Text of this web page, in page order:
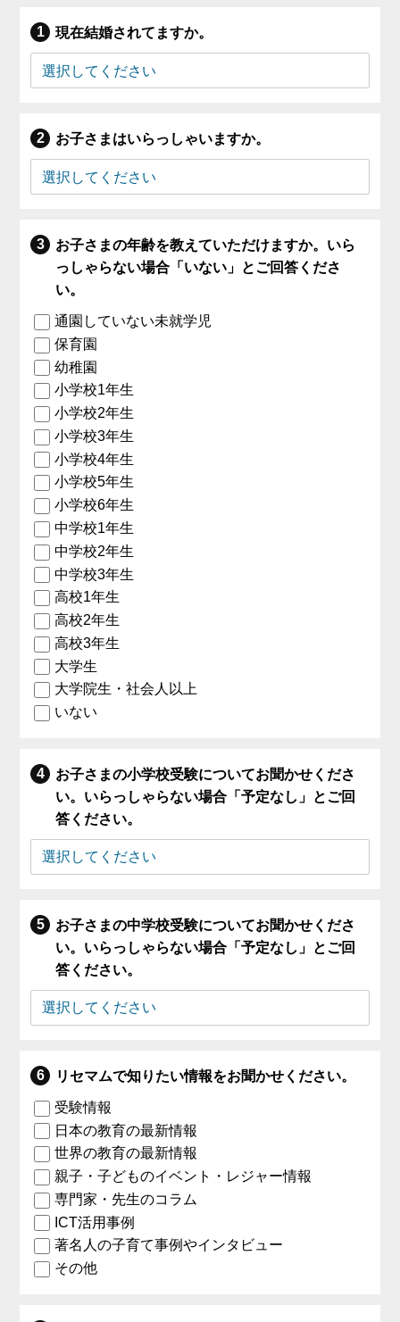
現在結婚されてますか。
お子さまはいらっしゃいますか。
お子さまの年齢を教えていただけますか。いら
っしゃらない場合「いない」とご回答くださ
い。
通園していない未就学児
保育園
幼稚園
小学校1年生
小学校2年生
小学校3年生
小学校4年生
小学校5年生
小学校6年生
中学校1年生
中学校2年生
中学校3年生
高校1年生
高校2年生
高校3年生
大学生
大学院生・社会人以上
いない
お子さまの小学校受験についてお聞かせくださ
い。いらっしゃらない場合「予定なし」とご回
答ください。
お子さまの中学校受験についてお聞かせくださ
い。いらっしゃらない場合「予定なし」とご回
答ください。
リセマムで知りたい情報をお聞かせください。
受験情報
日本の教育の最新情報
世界の教育の最新情報
親子・子どものイベント・レジャー情報
専門家・先生のコラム
ICT活用事例
著名人の子育て事例やインタビュー
その他